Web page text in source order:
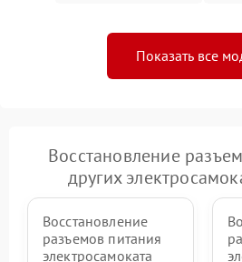
Показать все
Восстановление
других
Восстановление
разъемов питания
электросамоката